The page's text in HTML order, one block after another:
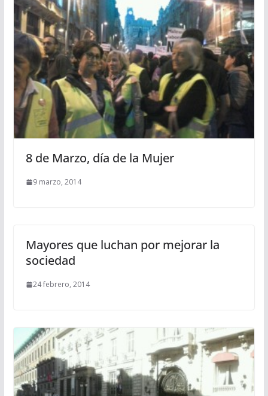
8 de Marzo, día de la Mujer
9 marzo, 2014
Mayores que luchan por mejorar la
sociedad
24 febrero, 2014